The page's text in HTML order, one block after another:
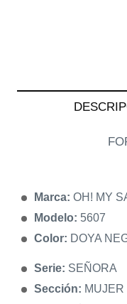
Marca: OH! MY
Modelo: 5607
Color: DOYA
Serie: SEÑORA
Sección: MUJER